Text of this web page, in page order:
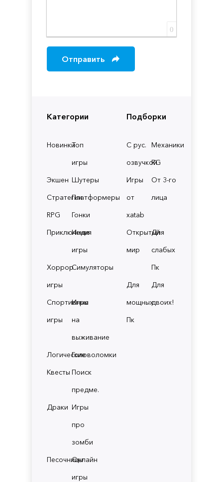
Категории
НовинкиТоп
игры
Экшен Шутеры
СтратегииПлатформеры
RPG
Гонки
Приключения
Инди
игры
Хоррор
игры
Симуляторы
Спортивные
игры
Игры
на
выживание
ЛогическиеГоловоломки
Квесты Поиск
предме.
Драки Игры
про
зомби
ПесочницыОнлайн
игры
Подборки
С рус.
озвучкой
Механики
RG
Игры
от
xatab
От 3-го
лица
Открытый
мир
Для
слабых
Пк
Для
мощных
Пк
Для
двоих!
0
Отправить